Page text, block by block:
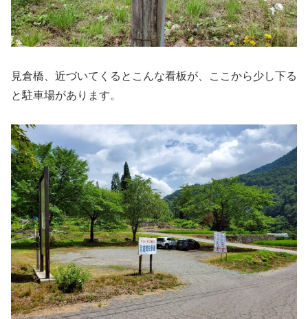
見倉橋、近づいてくるとこんな看板が、ここから少し下る
と駐車場があります。